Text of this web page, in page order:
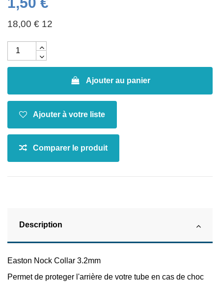
18,00 € 12
Ajouter au panier
Description
Easton Nock Collar 3.2mm
Permet de proteger l'arrière de votre tube en cas de choc